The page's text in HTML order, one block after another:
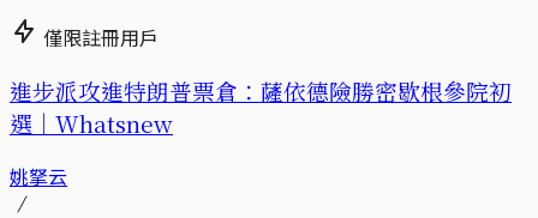
僅限註冊用戶
進步派攻進特朗普票倉：薩依德險勝密歇根參院初
選｜Whatsnew
姚拏云